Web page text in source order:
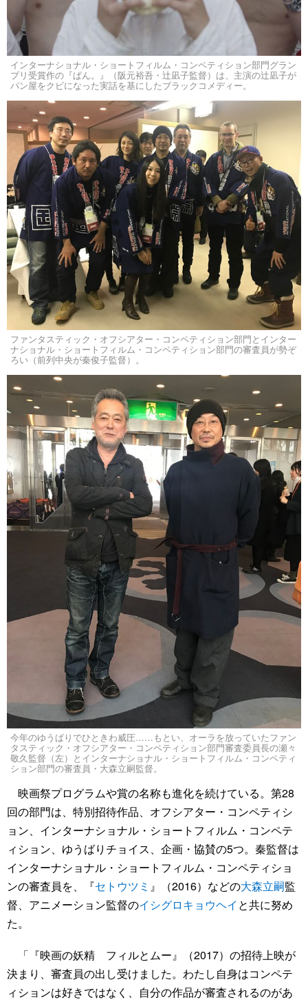
インターナショナル・ショートフィルム・コンペティション部門グラン
プリ受賞作の『ぱん。』（阪元裕吾・辻凪子監督）は、主演の辻凪子が
パン屋をクビになった実話を基にしたブラックコメディー。
ファンタスティック・オフシアター・コンペティション部門とインター
ナショナル・ショートフィルム・コンペティション部門の審査員が勢ぞ
ろい（前列中央が秦俊子監督）。
今年のゆうばりでひときわ威圧……もとい、オーラを放っていたファン
タスティック・オフシアター・コンペティション部門審査委員長の瀬々
敬久監督（左）とインターナショナル・ショートフィルム・コンペティ
ション部門の審査員・大森立嗣監督。
映画祭プログラムや賞の名称も進化を続けている。第28
回の部門は、特別招待作品、オフシアター・コンペティシ
ョン、インターナショナル・ショートフィルム・コンペテ
ィション、ゆうばりチョイス、企画・協賛の5つ。秦監督は
インターナショナル・ショートフィルム・コンペティショ
ンの審査員を、『セトウツミ 』（2016）などの大森立嗣監
督、アニメーション監督のイシグロキョウヘイ と共に努め
た。
「『映画の妖精 フィルとムー』（2017）の招待上映が
決まり、審査員の出し受けました。わたし自身はコンペテ
ィションは好きではなく、自分の作品が審査されるのがあ